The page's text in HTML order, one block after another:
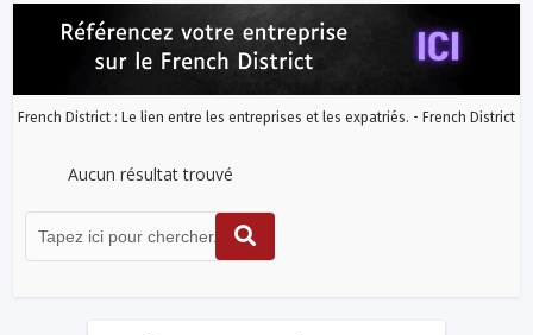
French District : Le lien entre les entreprises et les expatriés. - French District
Aucun résultat trouvé